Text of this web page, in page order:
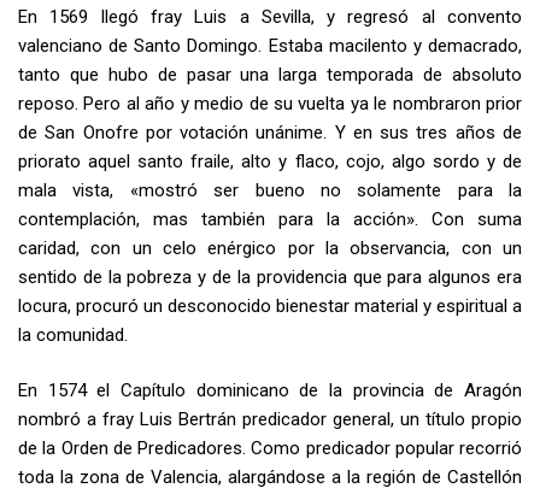
En 1569 llegó fray Luis a Sevilla, y regresó al convento
valenciano de Santo Domingo. Estaba macilento y demacrado,
tanto que hubo de pasar una larga temporada de absoluto
reposo. Pero al año y medio de su vuelta ya le nombraron prior
de San Onofre por votación unánime. Y en sus tres años de
priorato aquel santo fraile, alto y flaco, cojo, algo sordo y de
mala vista, «mostró ser bueno no solamente para la
contemplación, mas también para la acción». Con suma
caridad, con un celo enérgico por la observancia, con un
sentido de la pobreza y de la providencia que para algunos era
locura, procuró un desconocido bienestar material y espiritual a
la comunidad.
En 1574 el Capítulo dominicano de la provincia de Aragón
nombró a fray Luis Bertrán predicador general, un título propio
de la Orden de Predicadores. Como predicador popular recorrió
toda la zona de Valencia, alargándose a la región de Castellón